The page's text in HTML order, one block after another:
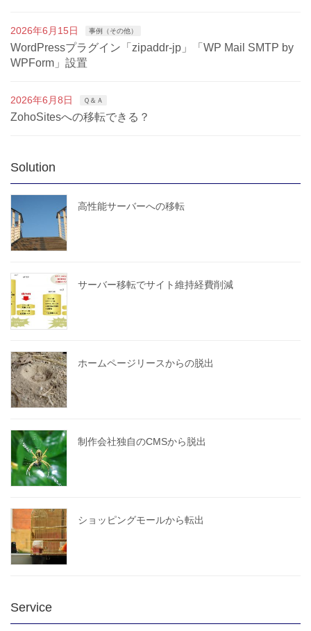
2026年6月15日 事例（その他）
WordPressプラグイン「zipaddr-jp」「WP Mail SMTP by
WPForm」設置
2026年6月8日 Ｑ＆Ａ
ZohoSitesへの移転できる？
Solution
高性能サーバーへの移転
サーバー移転でサイト維持経費削減
ホームページリースからの脱出
制作会社独自のCMSから脱出
ショッピングモールから転出
Service